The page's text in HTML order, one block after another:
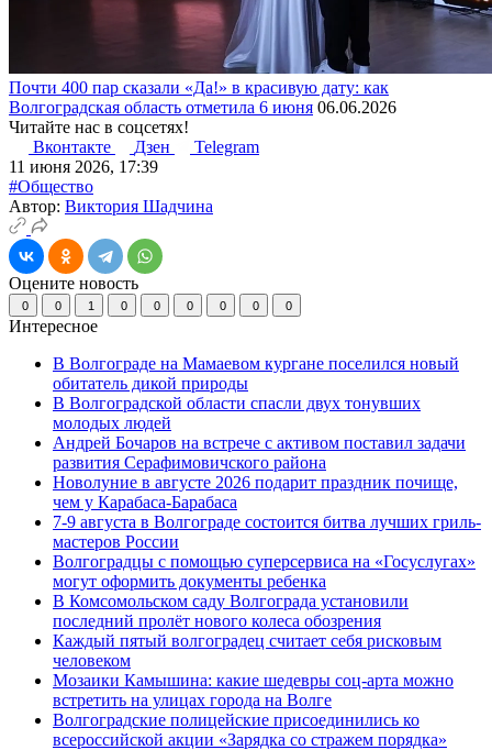
Почти 400 пар сказали «Да!» в красивую дату: как
Волгоградская область отметила 6 июня 06.06.2026
Читайте нас в соцсетях!
Вконтакте
Дзен
Telegram
11 июня 2026, 17:39
#Общество
Автор: Виктория Шадчина
Оцените новость
0 0 1 0 0 0 0 0 0
Интересное
В Волгограде на Мамаевом кургане поселился новый
обитатель дикой природы
В Волгоградской области спасли двух тонувших
молодых людей
Андрей Бочаров на встрече с активом поставил задачи
развития Серафимовичского района
Новолуние в августе 2026 подарит праздник почище,
чем у Карабаса-Барабаса
7-9 августа в Волгограде состоится битва лучших гриль-
мастеров России
Волгоградцы с помощью суперсервиса на «Госуслугах»
могут оформить документы ребенка
В Комсомольском саду Волгограда установили
последний пролёт нового колеса обозрения
Каждый пятый волгоградец считает себя рисковым
человеком
Мозаики Камышина: какие шедевры соц-арта можно
встретить на улицах города на Волге
Волгоградские полицейские присоединились ко
всероссийской акции «Зарядка со стражем порядка»